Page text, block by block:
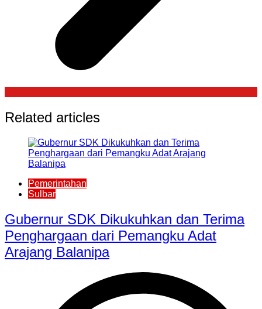
Related articles
Pemerintahan
Sulbar
Gubernur SDK Dikukuhkan dan Terima
Penghargaan dari Pemangku Adat
Arajang Balanipa